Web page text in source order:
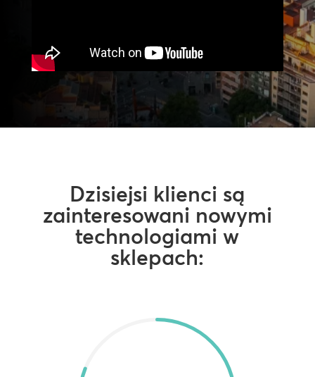
Dzisiejsi klienci są
zainteresowani nowymi
technologiami w
sklepach: